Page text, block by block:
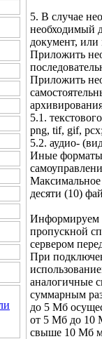
5. В случае
необходимый
документ,
Приложить
Приложить
5.1.
png, tif, gif,
5.2. аудио-
Иные форматы
десяти (10)
Информируем
пропускной
сервером
При
аналогичные
суммарным
до 5 Мб
от 5 Мб до 10
свыше 10 Мб